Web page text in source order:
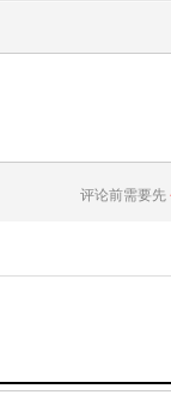
评论前需要先